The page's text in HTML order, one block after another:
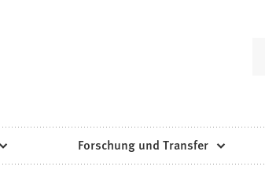
Forschung und Transfer